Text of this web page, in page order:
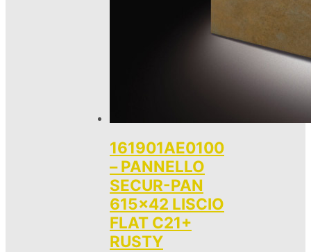
161901AE0100
– PANNELLO
SECUR-PAN
615×42 LISCIO
FLAT C21+
RUSTY